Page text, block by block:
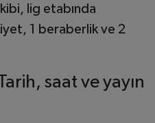
lig etabında
1 beraberlik ve 2
saat ve yayın